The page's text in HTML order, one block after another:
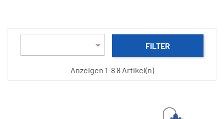
 FILTER
Anzeigen 1-8 8 Artikel(n)